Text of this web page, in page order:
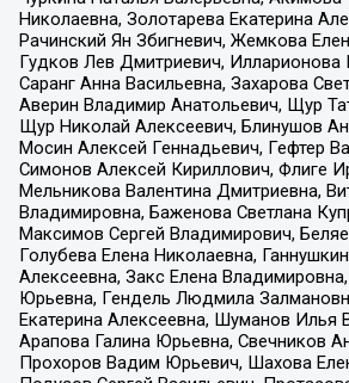
Николаевна, Золотарева Екатерина
Рачинский Ян Збигневич, Жемкова
Гудков Лев Дмитриевич,
Саранг Анна Васильевна, Захарова
Аверин Владимир Анатольевич, Щур
Щур Николай Алексеевич, Блинушов
Мосин Алексей Геннадьевич, Гефтер
Симонов Алексей Кириллович, Флиге
Мельникова Валентина Дмитриевна,
Владимировна, Баженова Светлана
Максимов Сергей Владимирович,
Голубева Елена Николаевна,
Алексеевна, Закс Елена
Юрьевна, Гендель Людмила
Екатерина Алексеевна, Шуманов Илья
Арапова Галина Юрьевна, Свечников
Прохоров Вадим Юрьевич, Шахова